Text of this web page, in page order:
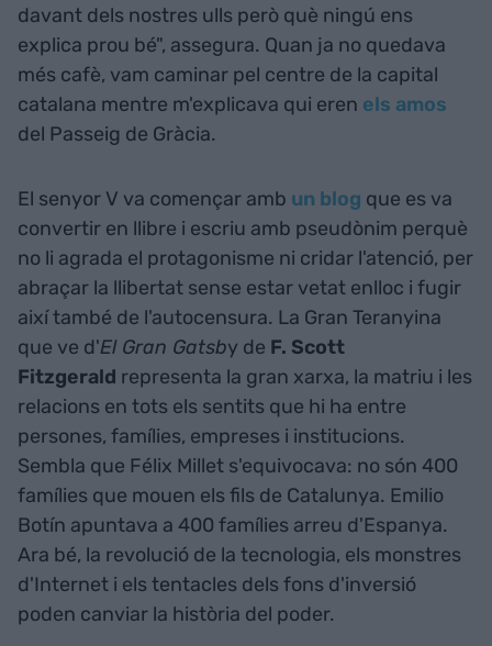
davant dels nostres ulls però què ningú ens
explica prou bé", assegura. Quan ja no quedava
més cafè, vam caminar pel centre de la capital
catalana mentre m'explicava qui eren els amos
del Passeig de Gràcia.
El senyor V va començar amb un blog que es va
convertir en llibre i escriu amb pseudònim perquè
no li agrada el protagonisme ni cridar l'atenció, per
abraçar la llibertat sense estar vetat enlloc i fugir
així també de l'autocensura. La Gran Teranyina
que ve d'El Gran Gatsby de F. Scott
Fitzgerald representa la gran xarxa, la matriu i les
relacions en tots els sentits que hi ha entre
persones, famílies, empreses i institucions.
Sembla que Félix Millet s'equivocava: no són 400
famílies que mouen els fils de Catalunya. Emilio
Botín apuntava a 400 famílies arreu d'Espanya.
Ara bé, la revolució de la tecnologia, els monstres
d'Internet i els tentacles dels fons d'inversió
poden canviar la història del poder.